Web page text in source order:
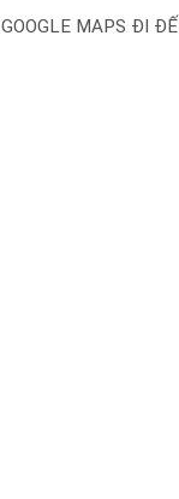
GOOGLE MAPS ĐI